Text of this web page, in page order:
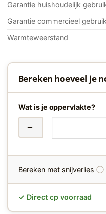
Garantie huishoudelijk
Garantie commercieel gebruik
Warmteweerstand
Bereken hoeveel je
Wat is je oppervlakte?
−
Bereken met snijverlies ⓘ
✓ Direct op voorraad